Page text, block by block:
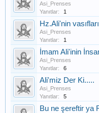
Asi_Prenses
Yanıtlar:
1
Hz.Ali'nin
Asi_Prenses
Yanıtlar:
1
İmam Ali'inin
Asi_Prenses
Yanıtlar:
6
Ali'miz Der Ki.....
Asi_Prenses
Yanıtlar:
5
Bu ne şereftir ya